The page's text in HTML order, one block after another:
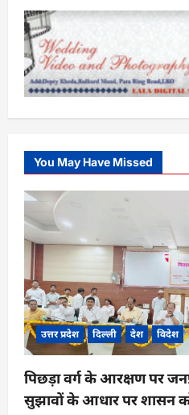
You May Have Missed
उत्तर प्रदेश दिल्ली देश विदेश
पिछड़ा वर्ग के आरक्षण पर
सुझावों के आधार पर शासन